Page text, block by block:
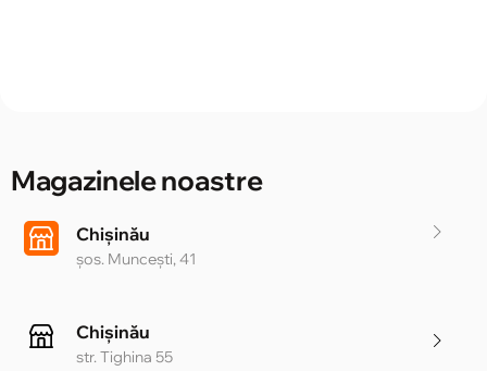
Magazinele noastre
Chișinău
șos. Muncești, 41
Chișinău
str. Tighina 55